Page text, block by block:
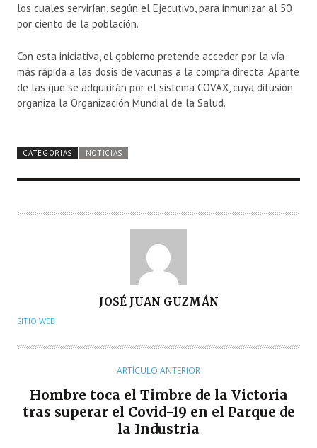
los cuales servirían, según el Ejecutivo, para inmunizar al 50
por ciento de la población.
Con esta iniciativa, el gobierno pretende acceder por la vía
más rápida a las dosis de vacunas a la compra directa. Aparte
de las que se adquirirán por el sistema COVAX, cuya difusión
organiza la Organización Mundial de la Salud.
CATEGORÍAS NOTICIAS
U
O
JOSÉ JUAN GUZMÁN
SITIO WEB
ARTÍCULO ANTERIOR
Hombre toca el Timbre de la Victoria
tras superar el Covid-19 en el Parque de
la Industria